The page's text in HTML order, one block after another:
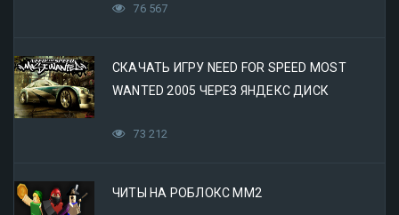
76 567
СКАЧАТЬ ИГРУ NEED FOR SPEED MOST
WANTED 2005 ЧЕРЕЗ ЯНДЕКС ДИСК
73 212
ЧИТЫ НА РОБЛОКС ММ2